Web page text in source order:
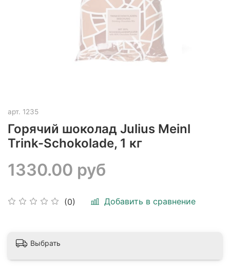
арт. 1235
Горячий шоколад Julius Meinl
Trink-Schokolade, 1 кг
(0) Добавить в сравнение
1330.00 руб
Выбрать